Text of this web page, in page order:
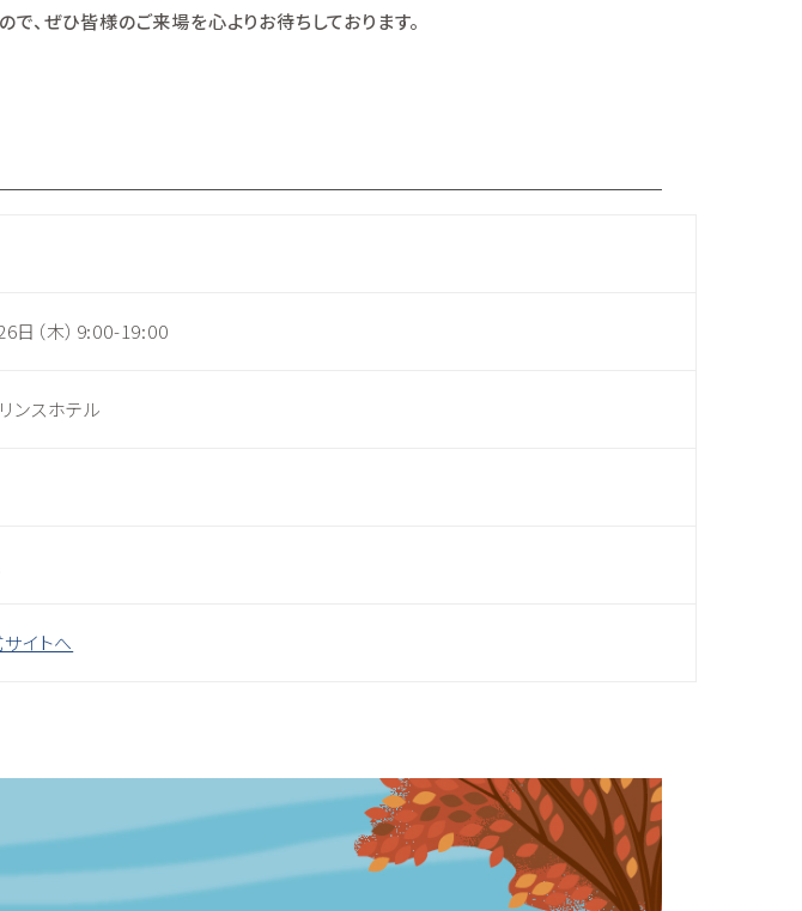
、ぜひ皆様のご来場を心よりお待ちしております。
日（木）9:00-19:00
ンスホテル
イトへ